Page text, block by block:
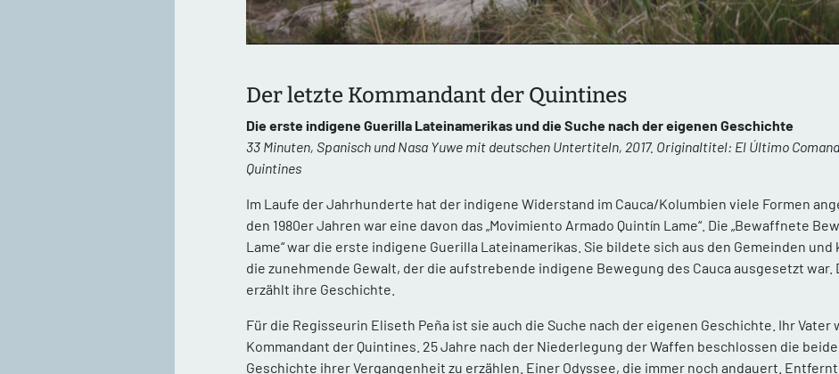
Der letzte Kommandant der Quintines
Die erste indigene Guerilla Lateinamerikas und die Suche nach der eigenen Geschichte
33 Minuten, Spanisch und Nasa Yuwe mit deutschen Untertiteln, 2017. Originaltitel: El Último
Quintines
Im Laufe der Jahrhunderte hat der indigene Widerstand im Cauca/Kolumbien viele Formen
den 1980er Jahren war eine davon das „Movimiento Armado Quintín Lame“. Die „Bewaffnete
Lame“ war die erste indigene Guerilla Lateinamerikas. Sie bildete sich aus den Gemeinden
die zunehmende Gewalt, der die aufstrebende indigene Bewegung des Cauca ausgesetzt war.
erzählt ihre Geschichte.
Für die Regisseurin Eliseth Peña ist sie auch die Suche nach der eigenen Geschichte. Ihr Vater
Kommandant der Quintines. 25 Jahre nach der Niederlegung der Waffen beschlossen die
Geschichte ihrer Vergangenheit zu erzählen. Einer Odyssee, die immer noch andauert.